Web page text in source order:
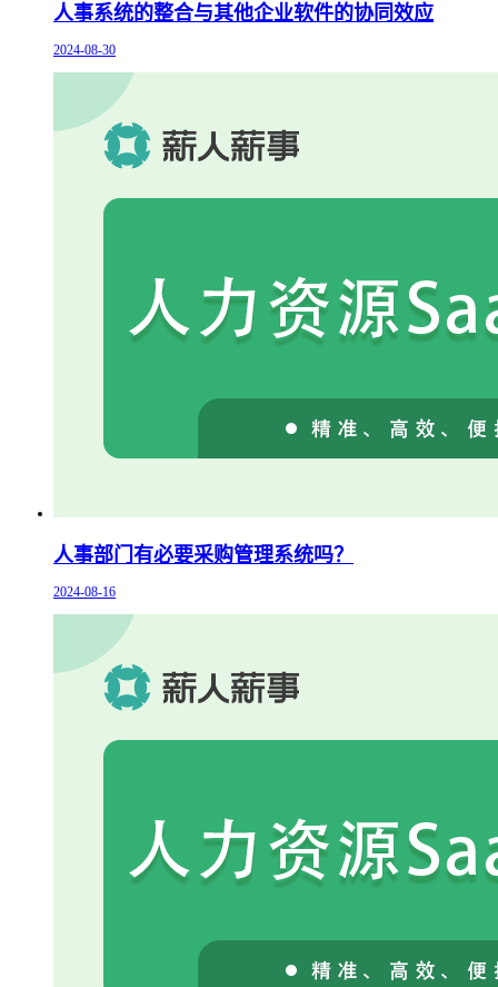
人事系统的整合与其他企业软件的协同效应
2024-08-30
人事部门有必要采购管理系统吗？
2024-08-16